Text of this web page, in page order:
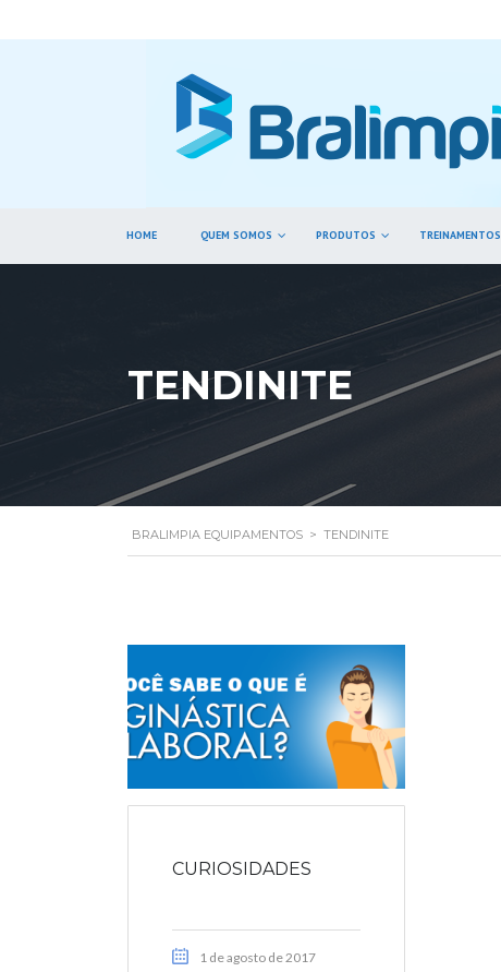
HOME QUEM SOMOS PRODUTOS TREINAMENTOS
TENDINITE
BRALIMPIA EQUIPAMENTOS > TENDINITE
CURIOSIDADES
1 de agosto de 2017